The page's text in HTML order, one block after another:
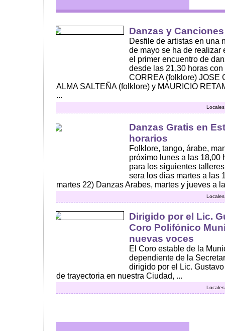
Danzas y
Desfile de artistas en una
de mayo se ha de realizar
el primer encuentro de
desde las 21,30 horas
CORREA (folklore) JOSE
ALMA SALTEÑA (folklore) y MAURICIO
...
Danzas Gratis en
horarios
Folklore, tango, árabe,
próximo lunes a las 18,00
para los siguientes
sera los dias martes a las
martes 22) Danzas Arabes, martes y jueves a
Dirigido por el Lic.
Coro Polifónico
nuevas voces
El Coro estable de la
dependiente de la
dirigido por el Lic.
de trayectoria en nuestra Ciudad, ...